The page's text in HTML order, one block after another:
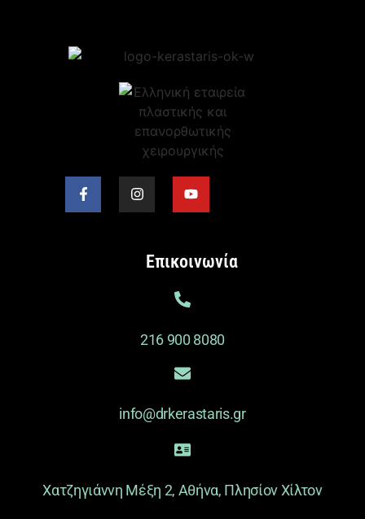
Επικοινωνία
216 900 8080
info@drkerastaris.gr
Χατζηγιάννη Μέξη 2, Αθήνα, Πλησίον Χίλτον